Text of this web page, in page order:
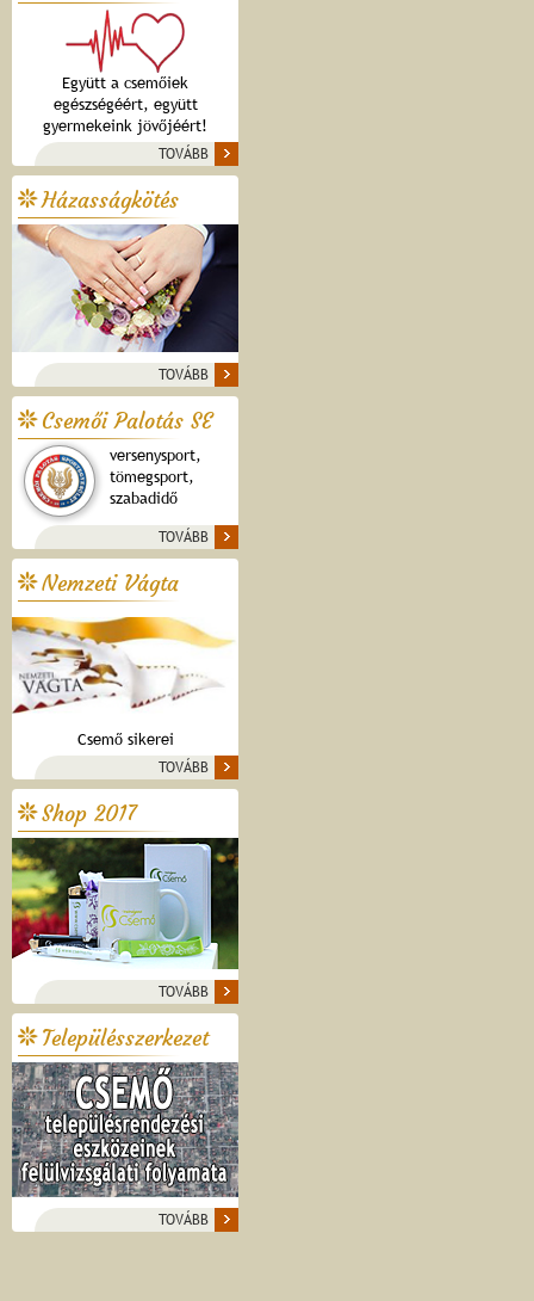
Együtt a csemőiek
egészségéért, együtt
gyermekeink jövőjéért!
TOVÁBB
Házasságkötés
TOVÁBB
Csemői Palotás SE
versenysport,
tömegsport,
szabadidő
TOVÁBB
Nemzeti Vágta
Csemő sikerei
TOVÁBB
Shop 2017
TOVÁBB
Településszerkezet
TOVÁBB